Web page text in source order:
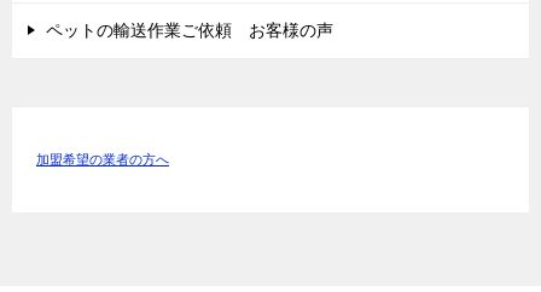
ペットの輸送作業ご依頼 お客様の声
加盟希望の業者の方へ